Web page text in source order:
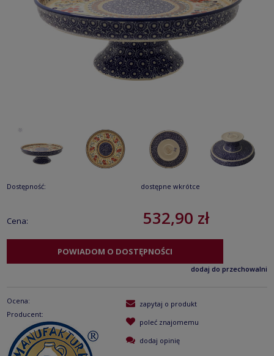
Dostępność: dostępne wkrótce
Cena: 532,90 zł
POWIADOM O DOSTĘPNOŚCI
dodaj do przechowalni
Ocena:
Producent:
zapytaj o produkt
poleć znajomemu
dodaj opinię